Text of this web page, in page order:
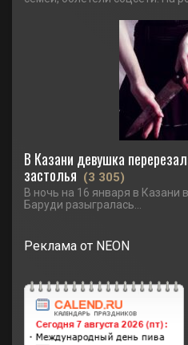
В Казани девушка
застолья (3 305)
В ночь на 16 января в Казани
Баруди разыгралась...
Реклама от NEON